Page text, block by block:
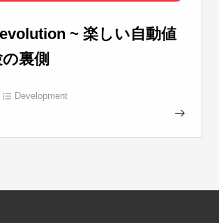
~ 楽しい自動値
裏側
Development